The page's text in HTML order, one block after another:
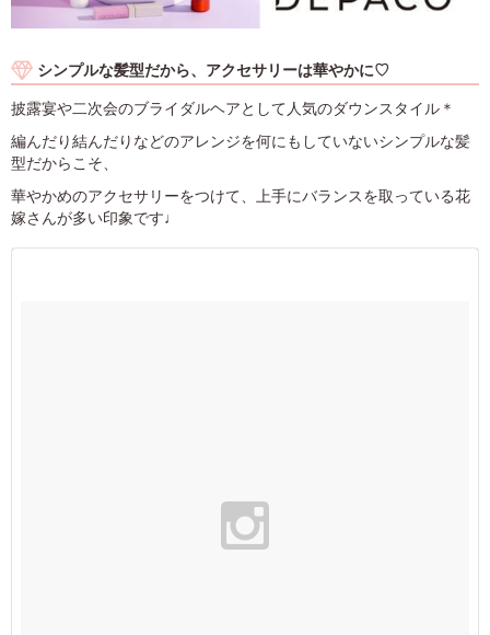
シンプルな髪型だから、アクセサリーは華やかに♡
披露宴や二次会のブライダルヘアとして人気のダウンスタイル＊
編んだり結んだりなどのアレンジを何にもしていないシンプルな髪
型だからこそ、
華やかめのアクセサリーをつけて、上手にバランスを取っている花
嫁さんが多い印象です♩